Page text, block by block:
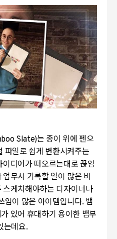
Slate)는 종이 위에 펜으
파일로 쉽게 변환시켜주는
디어가 떠오르는대로 끊임
무시 기록할 일이 많은 비
케치해야하는 디자이너나
임이 많은 아이템입니다. 뱀
있어 휴대하기 용이한 뱀부
는데요.